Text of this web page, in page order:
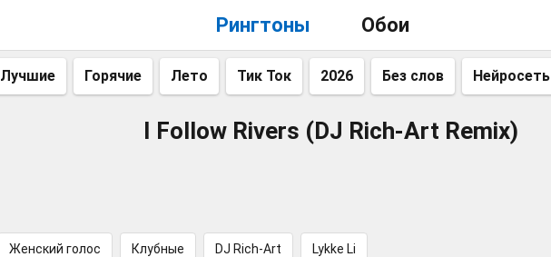
Рингтоны Обои
Лучшие Горячие Лето Тик Ток 2026 Без слов Нейросеть
I Follow Rivers (DJ Rich-Art Remix)
Женский голос Клубные DJ Rich-Art Lykke Li